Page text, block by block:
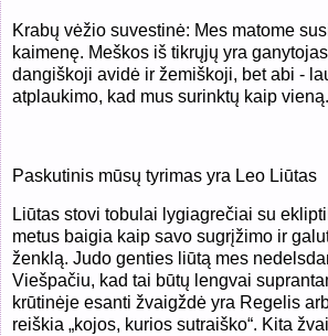
Krabų vėžio suvestinė: Mes matome
kaimenę. Meškos iš tikrųjų yra
dangiškoji avidė ir žemiškoji, bet abi -
atplaukimo, kad mus surinktų kaip vieną.
Paskutinis mūsų tyrimas yra Leo Liūtas
Liūtas stovi tobulai lygiagrečiai su
metus baigia kaip savo sugrįžimo ir
ženklą. Judo genties liūtą mes
Viešpačiu, kad tai būtų lengvai
krūtinėje esanti žvaigždė yra Regelis
reiškia „kojos, kurios sutraiško“. Kita